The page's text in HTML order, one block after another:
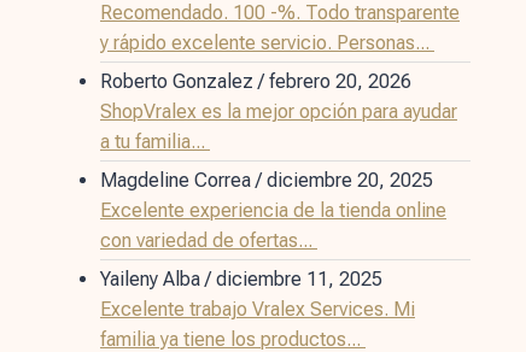
Recomendado. 100 -%. Todo transparente
y rápido excelente servicio. Personas...
Roberto Gonzalez /febrero 20, 2026
ShopVralex es la mejor opción para ayudar
a tu familia...
Magdeline Correa /diciembre 20, 2025
Excelente experiencia de la tienda online
con variedad de ofertas...
Yaileny Alba /diciembre 11, 2025
Excelente trabajo Vralex Services. Mi
familia ya tiene los productos...